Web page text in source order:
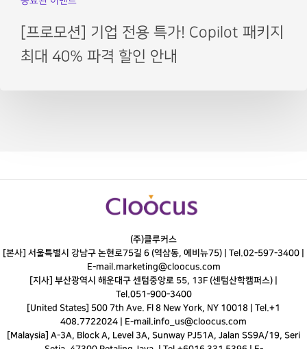
[프로모션] 기업 전용 특가! Copilot 패키지
최대 40% 파격 할인 안내
(주)클루커스
[본사] 서울특별시 강남구 논현로75길 6 (역삼동, 에비뉴75) | Tel.02-597-3400
E-mail.marketing@cloocus.com
[지사] 부산광역시 해운대구 센텀중앙로 55, 13F (센텀산학캠퍼스) |
Tel.051-900-3400
[United States] 500 7th Ave. Fl 8 New York, NY 10018 | Tel.+1
408.7722024 | E-mail.info_us@cloocus.com
[Malaysia] A-3A, Block A, Level 3A, Sunway PJ51A, Jalan SS9A/19, Seri